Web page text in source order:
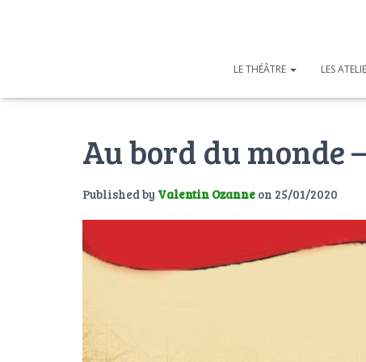
LE THÉÂTRE LES
Au bord du monde
Published by Valentin Ozanne on 25/01/2020